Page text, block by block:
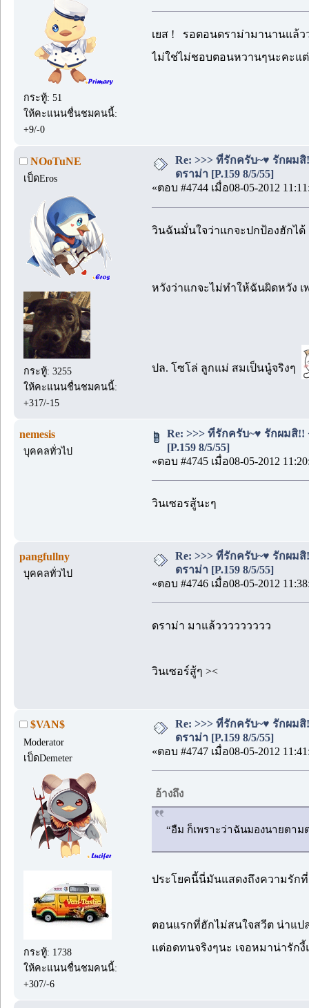
กระทู้: 51
ให้คะแนนชื่นชมคนนี้:
+9/-0
เยส ! รอตอนดราม่ามานานแล้ว
ไม่ใช่ไม่ชอบตอนหวานๆนะคะแ
NOoTuNE
เป็ดEros
กระทู้: 3255
ให้คะแนนชื่นชมคนนี้:
+317/-15
Re: >>> ที่รักครับ~♥ รักผม
ดราม่า [P.159 8/5/55]
«ตอบ #4744 เมื่อ08-05-2012
วินฉันมั่นใจว่าแกจะปกป้องฮักได้
หวังว่าแกจะไม่ทำให้ฉันผิดหวัง
ปล. โซโล่ ลูกแม่ สมเป็นนู๋จริงๆ
nemesis
บุคคลทั่วไป
Re: >>> ที่รักครับ~♥ รักผมสิ
[P.159 8/5/55]
«ตอบ #4745 เมื่อ08-05-2012
วินเซอรสู้นะๆ
pangfullny
บุคคลทั่วไป
Re: >>> ที่รักครับ~♥ รักผม
ดราม่า [P.159 8/5/55]
«ตอบ #4746 เมื่อ08-05-2012
ดราม่า มาแล้ววววววววว
วินเซอร์สู้ๆ ><
$VAN$
Moderator
เป็ดDemeter
กระทู้: 1738
ให้คะแนนชื่นชมคนนี้:
+307/-6
Re: >>> ที่รักครับ~♥ รักผม
ดราม่า [P.159 8/5/55]
«ตอบ #4747 เมื่อ08-05-2012
อ้างถึง
“อืม ก็เพราะว่าฉันมองนายตาม
ประโยคนี้นี่มันแสดงถึงความรัก
ตอนแรกที่ฮักไม่สนใจสวีต น่าแป
แต่อดทนจริงๆนะ เจอหมาน่ารัก